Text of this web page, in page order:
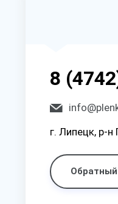
8
г. Липецк, р-
Обратный